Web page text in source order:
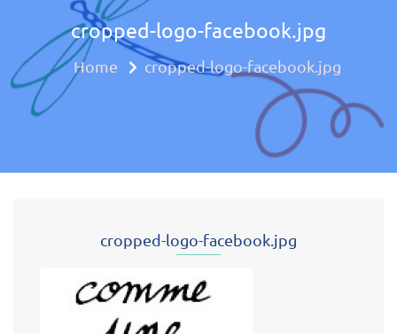
Approche
cropped-logo-facebook.jpg
Home cropped-logo-facebook.jpg
cropped-logo-facebook.jpg